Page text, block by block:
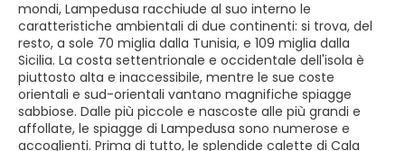
mondi, Lampedusa racchiude al suo interno le
caratteristiche ambientali di due continenti: si trova, del
resto, a sole 70 miglia dalla Tunisia, e 109 miglia dalla
Sicilia. La costa settentrionale e occidentale dell'isola è
piuttosto alta e inaccessibile, mentre le sue coste
orientali e sud-orientali vantano magnifiche spiagge
sabbiose. Dalle più piccole e nascoste alle più grandi e
affollate, le spiagge di Lampedusa sono numerose e
accoglienti. Prima di tutto, le splendide calette di Cala